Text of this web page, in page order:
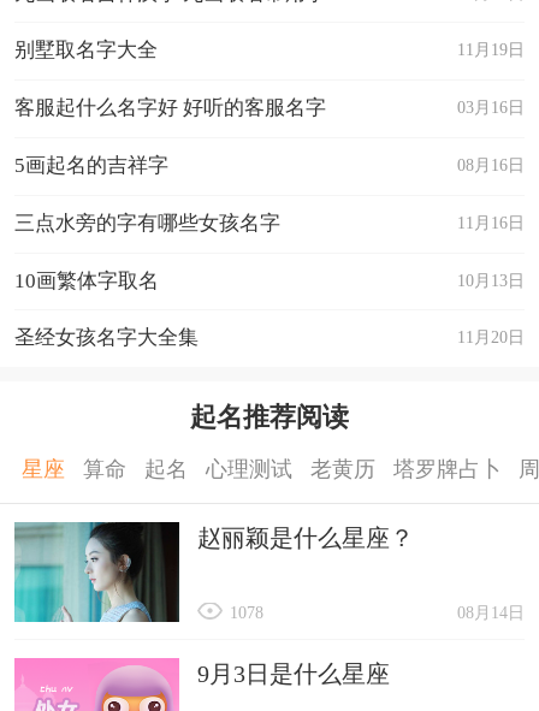
11月19日
别墅取名字大全
03月16日
客服起什么名字好 好听的客服名字
08月16日
5画起名的吉祥字
11月16日
三点水旁的字有哪些女孩名字
10月13日
10画繁体字取名
11月20日
圣经女孩名字大全集
起名推荐阅读
星座 算命 起名 心理测试 老黄历 塔罗牌占卜
赵丽颖是什么星座？
08月14日
1078
9月3日是什么星座